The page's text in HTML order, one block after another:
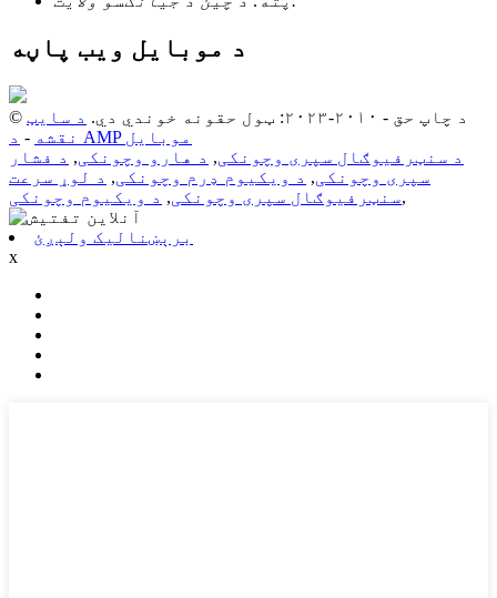
د موبایل ویب پاڼه
© د چاپ حق - ۲۰۱۰-۲۰۲۳: ټول حقونه خوندي دي.
د سایټ
نقشه -
د AMP موبایل
د سنټرفیوګال سپری وچونکی, د هارو وچونکی, د فشار
سپری وچونکی, د ویکیوم ډرم وچونکی, د لوړ سرعت
سنټرفیوګال سپری وچونکی, د ویکیوم وچونکی ,
برېښنالیک ولېږئ
x